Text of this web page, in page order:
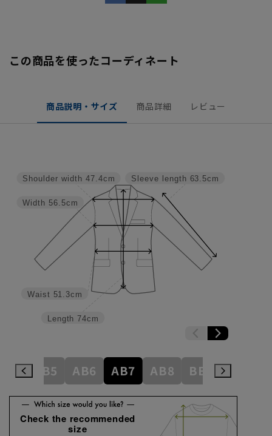
この商品を使ったコーディネート
商品説明・サイズ 商品詳細 レビュー
Sleeve length 63.5cm
Length 74cm
Waist 51.3cm
Width 56.5cm
Shoulder width 47.4cm
AB5 AB6 AB7 AB8 BE3 BE4
Check the recommended
size